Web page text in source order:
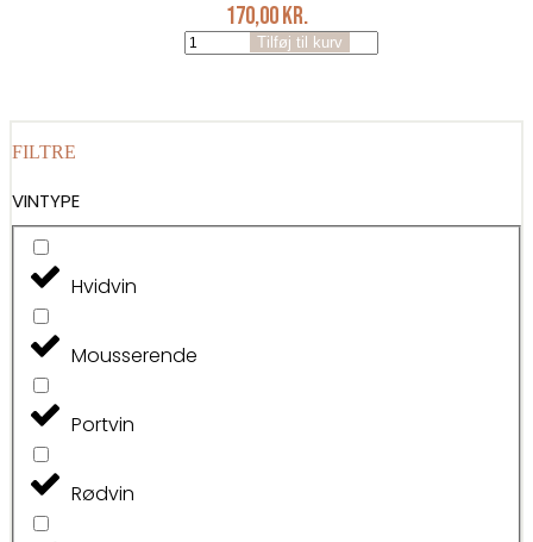
170,00kr.
Gravuras
Reserva
Tilføj til kurv
FILTRE
VINTYPE
Hvidvin
Mousserende
Portvin
Rødvin